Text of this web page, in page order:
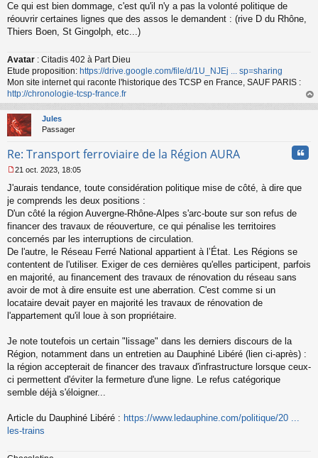
e
s
s
e
n
o
n
l
u
Ce qui est bien dommage, c'est qu'il n'y a pas la volonté politique de
réouvrir certaines lignes que des assos le demandent : (rive D du Rhône,
Thiers Boen, St Gingolph, etc...)
Avatar : Citadis 402 à Part Dieu
Etude proposition: https://drive.google.com/file/d/1U_NJEj ... sp=sharing
Mon site internet qui raconte l'historique des TCSP en France, SAUF PARIS :
http://chronologie-tcsp-france.fr
au
Jules
Passager
Re: Transport ferroviaire de la Région AURA
e
s
g
e
n
o
u
21 oct. 2023, 18:05
J'aurais tendance, toute considération politique mise de côté, à dire que
je comprends les deux positions :
D'un côté la région Auvergne-Rhône-Alpes s'arc-boute sur son refus de
financer des travaux de réouverture, ce qui pénalise les territoires
concernés par les interruptions de circulation.
De l'autre, le Réseau Ferré National appartient à l’État. Les Régions se
contentent de l'utiliser. Exiger de ces dernières qu'elles participent, parfois
en majorité, au financement des travaux de rénovation du réseau sans
avoir de mot à dire ensuite est une aberration. C'est comme si un
locataire devait payer en majorité les travaux de rénovation de
l'appartement qu'il loue à son propriétaire.
Je note toutefois un certain "lissage" dans les derniers discours de la
Région, notamment dans un entretien au Dauphiné Libéré (lien ci-après) :
la région accepterait de financer des travaux d'infrastructure lorsque ceux-
ci permettent d'éviter la fermeture d'une ligne. Le refus catégorique
semble déjà s'éloigner...
Article du Dauphiné Libéré : https://www.ledauphine.com/politique/20 ...
les-trains